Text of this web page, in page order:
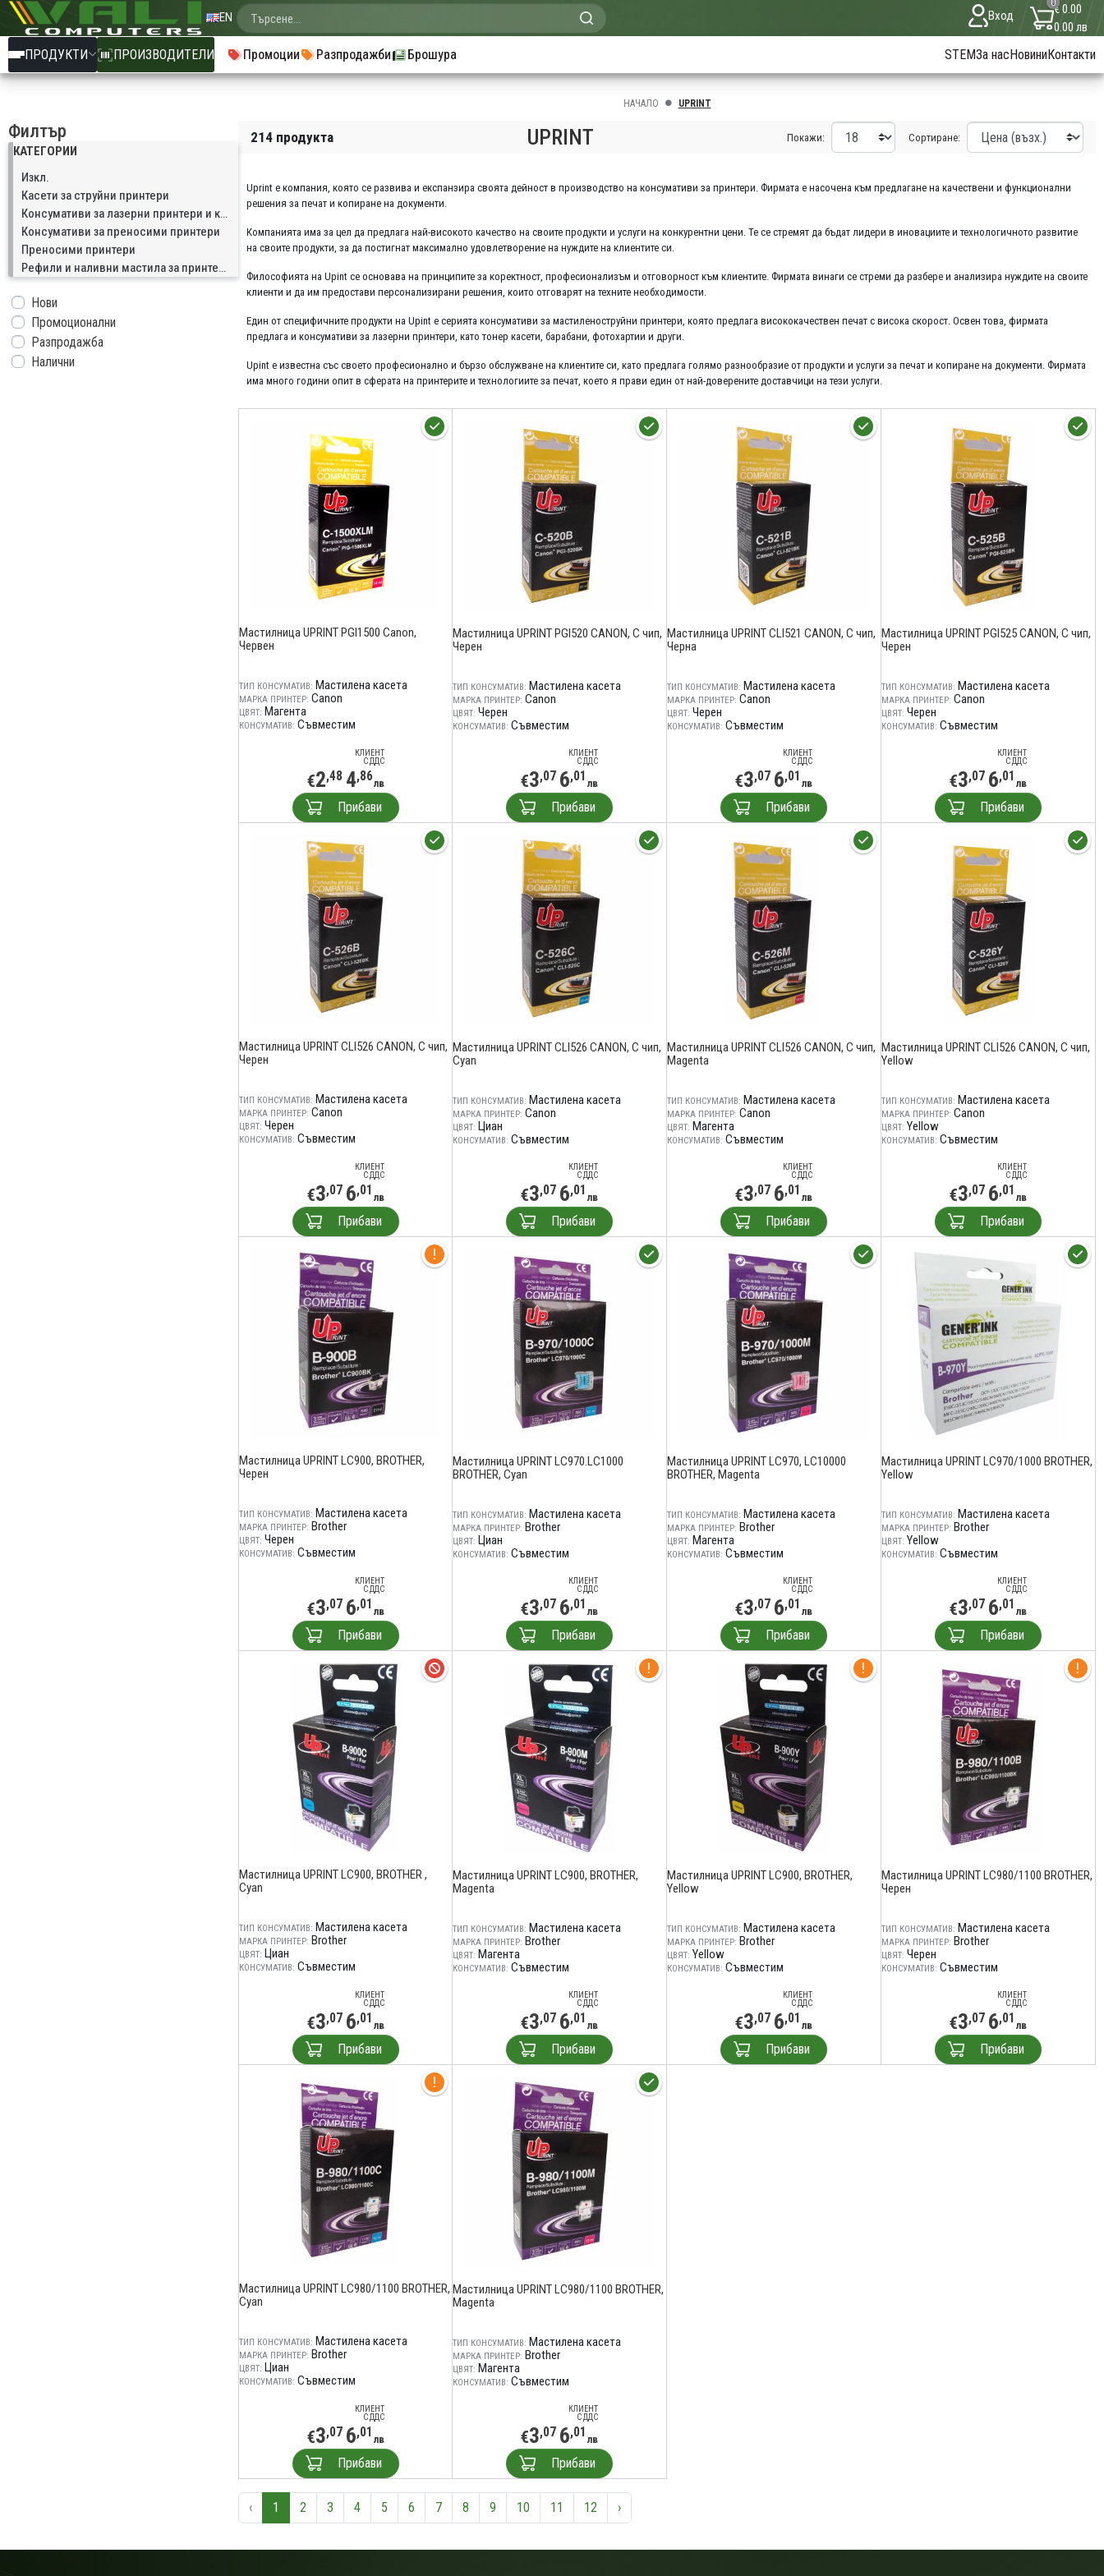
EN Вход
0€ 0.00
0.00 лв
ПРОДУКТИ ПРОИЗВОДИТЕЛИ Промоции Разпродажби Брошура STEMЗа насНовиниКонтакти
Филтър
КАТЕГОРИИ
Изкл.
Касети за струйни принтери
Консумативи за лазерни принтери и копири
Консумативи за преносими принтери
Преносими принтери
Рефили и наливни мастила за принтери
Нови
Промоционални
Разпродажба
Налични
НАЧАЛО UPRINT
214 продукта UPRINT Покажи: Сортиране:
Uprint е компания, която се развива и експанзира своята дейност в производство на консумативи за принтери. Фирмата е насочена към предлагане на качествени и функционални
решения за печат и копиране на документи.
Компанията има за цел да предлага най-високото качество на своите продукти и услуги на конкурентни цени. Те се стремят да бъдат лидери в иновациите и технологичното развитие
на своите продукти, за да постигнат максимално удовлетворение на нуждите на клиентите си.
Философията на Upint се основава на принципите за коректност, професионализъм и отговорност към клиентите. Фирмата винаги се стреми да разбере и анализира нуждите на своите
клиенти и да им предостави персонализирани решения, които отговарят на техните необходимости.
Един от специфичните продукти на Upint е серията консумативи за мастиленоструйни принтери, която предлага висококачествен печат с висока скорост. Освен това, фирмата
предлага и консумативи за лазерни принтери, като тонер касети, барабани, фотохартии и други.
Upint е известна със своето професионално и бързо обслужване на клиентите си, като предлага голямо разнообразие от продукти и услуги за печат и копиране на документи. Фирмата
има много години опит в сферата на принтерите и технологиите за печат, което я прави един от най-доверените доставчици на тези услуги.
Мастилница UPRINT PGI1500 Canon,
Червен
ТИП КОНСУМАТИВ: Мастилена касета
МАРКА ПРИНТЕР: Canon
ЦВЯТ: Магента
КОНСУМАТИВ: Съвместим
КЛИЕНТ
С ДДС
€2,48 4,86лв
Прибави
Мастилница UPRINT PGI520 CANON, С чип,
Черен
ТИП КОНСУМАТИВ: Мастилена касета
МАРКА ПРИНТЕР: Canon
ЦВЯТ: Черен
КОНСУМАТИВ: Съвместим
КЛИЕНТ
С ДДС
€3,07 6,01 лв
Прибави
Мастилница UPRINT CLI521 CANON, С чип,
Черна
ТИП КОНСУМАТИВ: Мастилена касета
МАРКА ПРИНТЕР: Canon
ЦВЯТ: Черен
КОНСУМАТИВ: Съвместим
КЛИЕНТ
С ДДС
€3,07 6,01 лв
Прибави
Мастилница UPRINT PGI525 CANON, С чип,
Черен
ТИП КОНСУМАТИВ: Мастилена касета
МАРКА ПРИНТЕР: Canon
ЦВЯТ: Черен
КОНСУМАТИВ: Съвместим
КЛИЕНТ
С ДДС
€3,07 6,01 лв
Прибави
Мастилница UPRINT CLI526 CANON, С чип,
Черен
ТИП КОНСУМАТИВ: Мастилена касета
МАРКА ПРИНТЕР: Canon
ЦВЯТ: Черен
КОНСУМАТИВ: Съвместим
КЛИЕНТ
С ДДС
€3,07 6,01 лв
Прибави
Мастилница UPRINT CLI526 CANON, С чип,
Cyan
ТИП КОНСУМАТИВ: Мастилена касета
МАРКА ПРИНТЕР: Canon
ЦВЯТ: Циан
КОНСУМАТИВ: Съвместим
КЛИЕНТ
С ДДС
€3,07 6,01 лв
Прибави
Мастилница UPRINT CLI526 CANON, С чип,
Magenta
ТИП КОНСУМАТИВ: Мастилена касета
МАРКА ПРИНТЕР: Canon
ЦВЯТ: Магента
КОНСУМАТИВ: Съвместим
КЛИЕНТ
С ДДС
€3,07 6,01 лв
Прибави
Мастилница UPRINT CLI526 CANON, С чип,
Yellow
ТИП КОНСУМАТИВ: Мастилена касета
МАРКА ПРИНТЕР: Canon
ЦВЯТ: Yellow
КОНСУМАТИВ: Съвместим
КЛИЕНТ
С ДДС
€3,07 6,01 лв
Прибави
Мастилница UPRINT LC900, BROTHER,
Черен
ТИП КОНСУМАТИВ: Мастилена касета
МАРКА ПРИНТЕР: Brother
ЦВЯТ: Черен
КОНСУМАТИВ: Съвместим
КЛИЕНТ
С ДДС
€3,07 6,01 лв
Прибави
Мастилница UPRINT LC970.LC1000
BROTHER, Cyan
ТИП КОНСУМАТИВ: Мастилена касета
МАРКА ПРИНТЕР: Brother
ЦВЯТ: Циан
КОНСУМАТИВ: Съвместим
КЛИЕНТ
С ДДС
€3,07 6,01 лв
Прибави
Мастилница UPRINT LC970, LC10000
BROTHER, Magenta
ТИП КОНСУМАТИВ: Мастилена касета
МАРКА ПРИНТЕР: Brother
ЦВЯТ: Магента
КОНСУМАТИВ: Съвместим
КЛИЕНТ
С ДДС
€3,07 6,01 лв
Прибави
Мастилница UPRINT LC970/1000 BROTHER,
Yellow
ТИП КОНСУМАТИВ: Мастилена касета
МАРКА ПРИНТЕР: Brother
ЦВЯТ: Yellow
КОНСУМАТИВ: Съвместим
КЛИЕНТ
С ДДС
€3,07 6,01 лв
Прибави
Мастилница UPRINT LC900, BROTHER ,
Cyan
ТИП КОНСУМАТИВ: Мастилена касета
МАРКА ПРИНТЕР: Brother
ЦВЯТ: Циан
КОНСУМАТИВ: Съвместим
КЛИЕНТ
С ДДС
€3,07 6,01 лв
Прибави
Мастилница UPRINT LC900, BROTHER,
Magenta
ТИП КОНСУМАТИВ: Мастилена касета
МАРКА ПРИНТЕР: Brother
ЦВЯТ: Магента
КОНСУМАТИВ: Съвместим
КЛИЕНТ
С ДДС
€3,07 6,01 лв
Прибави
Мастилница UPRINT LC900, BROTHER,
Yellow
ТИП КОНСУМАТИВ: Мастилена касета
МАРКА ПРИНТЕР: Brother
ЦВЯТ: Yellow
КОНСУМАТИВ: Съвместим
КЛИЕНТ
С ДДС
€3,07 6,01 лв
Прибави
Мастилница UPRINT LC980/1100 BROTHER,
Черен
ТИП КОНСУМАТИВ: Мастилена касета
МАРКА ПРИНТЕР: Brother
ЦВЯТ: Черен
КОНСУМАТИВ: Съвместим
КЛИЕНТ
С ДДС
€3,07 6,01 лв
Прибави
Мастилница UPRINT LC980/1100 BROTHER,
Cyan
ТИП КОНСУМАТИВ: Мастилена касета
МАРКА ПРИНТЕР: Brother
ЦВЯТ: Циан
КОНСУМАТИВ: Съвместим
КЛИЕНТ
С ДДС
€3,07 6,01 лв
Прибави
Мастилница UPRINT LC980/1100 BROTHER,
Magenta
ТИП КОНСУМАТИВ: Мастилена касета
МАРКА ПРИНТЕР: Brother
ЦВЯТ: Магента
КОНСУМАТИВ: Съвместим
КЛИЕНТ
С ДДС
€3,07 6,01 лв
Прибави
‹ 1 2 3 4 5 6 7 8 9 10 11 12 ›